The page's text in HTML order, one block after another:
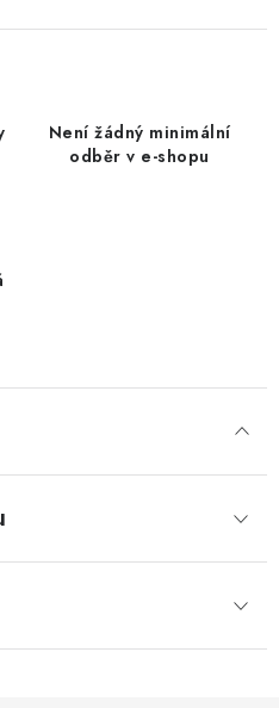
OMÁČKY
SÍŘENÉ / MERUŇKY
Není žádný minimální
odběr v e-shopu